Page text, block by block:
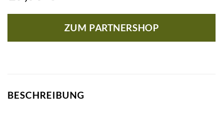
ZUM PARTNERSHOP
BESCHREIBUNG